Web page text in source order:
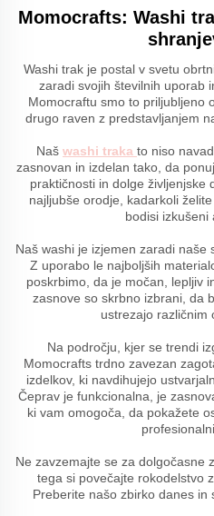
Momocrafts: Washi
Washi trak je postal v svetu
zaradi svojih številnih uporab
Momocraftu smo to priljubljeno
drugo raven z predstavljanjem
Naš washi traka to niso
zasnovan in izdelan tako, da
praktičnosti in dolge življenjske
najljubše orodje, kadarkoli
bodisi izkušeni
Naš washi je izjemen zaradi naše
Z uporabo le najboljših
poskrbimo, da je močan, lepljiv
zasnove so skrbno izbrani, da
ustrezajo različnim
Na področju, kjer se trendi
Momocrafts trdno zavezan
izdelkov, ki navdihujejo
Čeprav je funkcionalna, je
ki vam omogoča, da pokažete
Ne zavzemajte se za dolgočasne
tega si povečajte rokodelstvo
Preberite našo zbirko danes in